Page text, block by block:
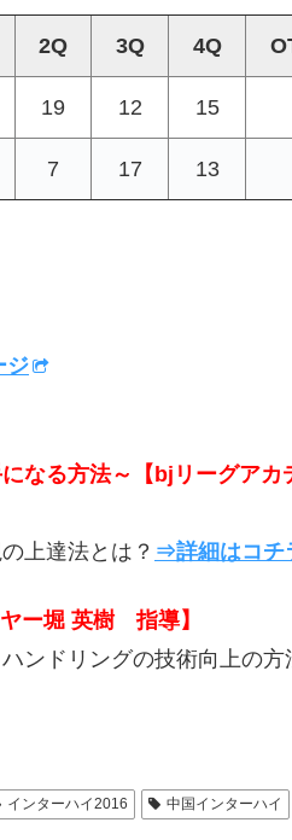
2Q 3Q 4Q
19 12 15
7 17 13
ジ
なる方法～【bjリーグア
上達法とは？ ⇒詳細はコチ
ー堀 英樹 指導】
ンドリングの技術向上の方
インターハイ2016 中国インターハイ